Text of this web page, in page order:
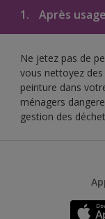
1. Après usage
Ne jetez pas de
vous nettoyez
peinture dans
ménagers
gestion des